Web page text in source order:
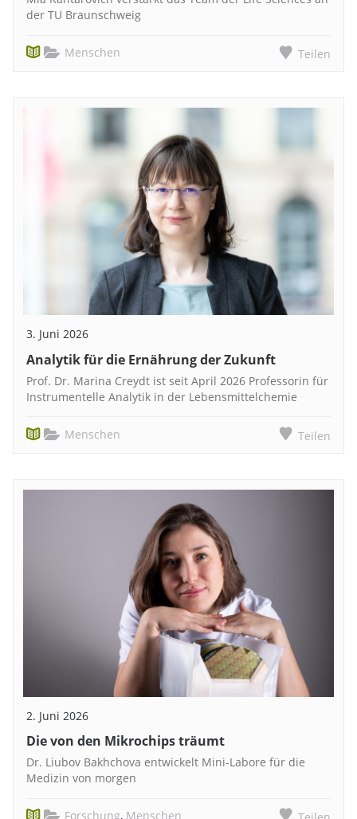
der TU Braunschweig
Menschen Teilen
3. Juni 2026
Analytik für die Ernährung der Zukunft
Prof. Dr. Marina Creydt ist seit April 2026 Professorin für
Instrumentelle Analytik in der Lebensmittelchemie
Menschen Teilen
2. Juni 2026
Die von den Mikrochips träumt
Dr. Liubov Bakhchova entwickelt Mini-Labore für die
Medizin von morgen
Forschung, Menschen